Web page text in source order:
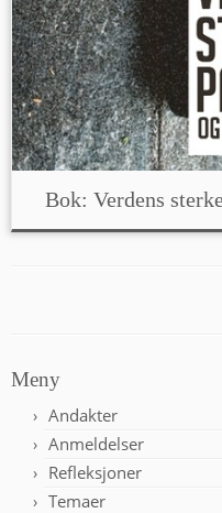
Bok: Verdens
Meny
Andakter
Anmeldelser
Refleksjoner
Temaer